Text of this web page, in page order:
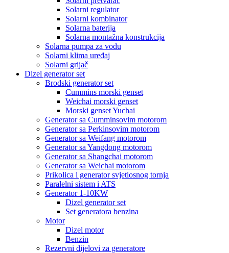
Solarni regulator
Solarni kombinator
Solarna baterija
Solarna montažna konstrukcija
Solarna pumpa za vodu
Solarni klima uređaj
Solarni grijač
Dizel generator set
Brodski generator set
Cummins morski genset
Weichai morski genset
Morski genset Yuchai
Generator sa Cumminsovim motorom
Generator sa Perkinsovim motorom
Generator sa Weifang motorom
Generator sa Yangdong motorom
Generator sa Shangchai motorom
Generator sa Weichai motorom
Prikolica i generator svjetlosnog tornja
Paralelni sistem i ATS
Generator 1-10KW
Dizel generator set
Set generatora benzina
Motor
Dizel motor
Benzin
Rezervni dijelovi za generatore